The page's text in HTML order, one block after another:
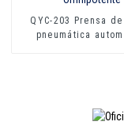
QYC-203 Prensa
pneumática